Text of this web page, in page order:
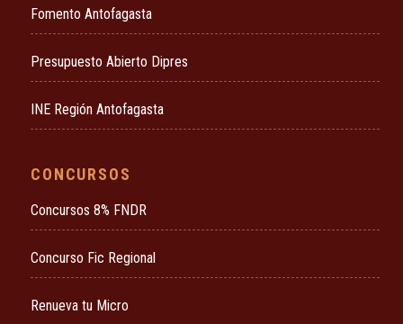
Fomento Antofagasta
Presupuesto Abierto Dipres
INE Región Antofagasta
CONCURSOS
Concursos 8% FNDR
Concurso Fic Regional
Renueva tu Micro